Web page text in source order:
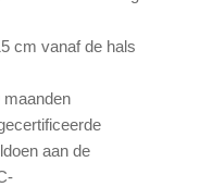
cm vanaf de hals
maanden
aan de